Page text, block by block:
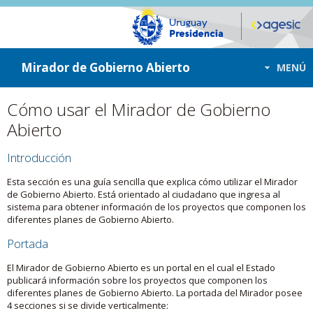
ir a contenido
ir al menú
Mirador de Gobierno Abierto MENÚ
Cómo usar el Mirador de Gobierno
Abierto
Introducción
Esta sección es una guía sencilla que explica cómo utilizar el Mirador
de Gobierno Abierto. Está orientado al ciudadano que ingresa al
sistema para obtener información de los proyectos que componen los
diferentes planes de Gobierno Abierto.
Portada
El Mirador de Gobierno Abierto es un portal en el cual el Estado
publicará información sobre los proyectos que componen los
diferentes planes de Gobierno Abierto. La portada del Mirador posee
4 secciones si se divide verticalmente: